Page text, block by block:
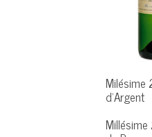
Milésime
d’Argent